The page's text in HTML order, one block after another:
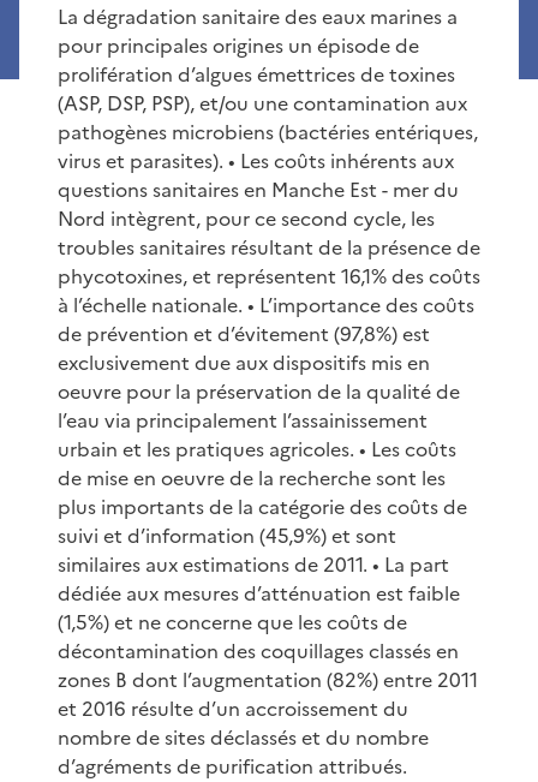
La dégradation sanitaire des eaux marines a
pour principales origines un épisode de
prolifération d’algues émettrices de toxines
(ASP, DSP, PSP), et/ou une contamination aux
pathogènes microbiens (bactéries entériques,
virus et parasites). • Les coûts inhérents aux
questions sanitaires en Manche Est - mer du
Nord intègrent, pour ce second cycle, les
troubles sanitaires résultant de la présence de
phycotoxines, et représentent 16,1% des coûts
à l’échelle nationale. • L’importance des coûts
de prévention et d’évitement (97,8%) est
exclusivement due aux dispositifs mis en
oeuvre pour la préservation de la qualité de
l’eau via principalement l’assainissement
urbain et les pratiques agricoles. • Les coûts
de mise en oeuvre de la recherche sont les
plus importants de la catégorie des coûts de
suivi et d’information (45,9%) et sont
similaires aux estimations de 2011. • La part
dédiée aux mesures d’atténuation est faible
(1,5%) et ne concerne que les coûts de
décontamination des coquillages classés en
zones B dont l’augmentation (82%) entre 2011
et 2016 résulte d’un accroissement du
nombre de sites déclassés et du nombre
d’agréments de purification attribués.